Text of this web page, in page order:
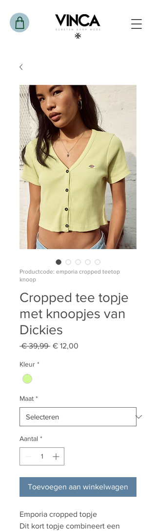
Productcode: emporia cropped teetop
knoop
Cropped tee topje
met knoopjes van
Dickies
€ 39,99 Normale
€ 12,00
Kleur *
Maat *
Aantal *
Toevoegen aan winkelwagen
Emporia cropped topje
Dit kort topje combineert een